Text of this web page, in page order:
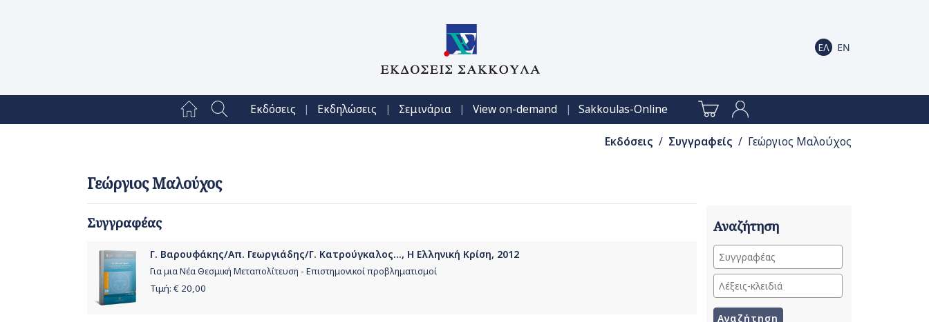
Εκδόσεις | Εκδηλώσεις | Σεμινάρια | View on-demand | Sakkoulas-Online
Εκδόσεις / Συγγραφείς / Γεώργιος Μαλούχος
Γεώργιος Μαλούχος
Συγγραφέας
Γ. Βαρουφάκης/Απ. Γεωργιάδης/Γ. Κατρούγκαλος..., Η Ελληνική Κρίση, 2012
Για μια Νέα Θεσμική Μεταπολίτευση - Επιστημονικοί προβληματισμοί
Τιμή: € 20,00
Αναζήτηση